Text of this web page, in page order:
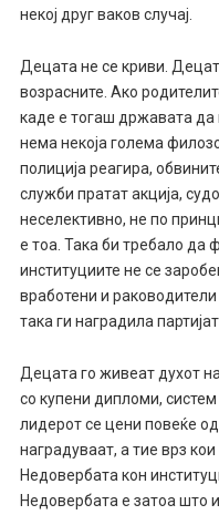
некој друг ваков случај.
Децата не се криви.
возрасните. Ако
каде е тогаш државата да
нема некоја голема
полиција реагира,
служби пратат акција,
неселективно, не по
е тоа. Така би требало да
институциите не се
вработени и
така ги наградила
Децата го живеат духот
со купени дипломи, систем
лидерот се цени повеќе
наградуваат, а тие врз
Недовербата кон
Недовербата е затоа што